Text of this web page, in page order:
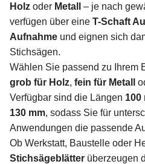
Holz oder Metall
– je nach
verfügen über eine T-Schaft
Aufnahme und eignen sich
Stichsägen.
Wählen Sie passend zu Ihrem
grob für Holz, fein für Metall
Verfügbar sind die Längen 100
130 mm, sodass Sie für
Anwendungen die passende
Ob Werkstatt, Baustelle oder
Stichsägeblätter überzeugen